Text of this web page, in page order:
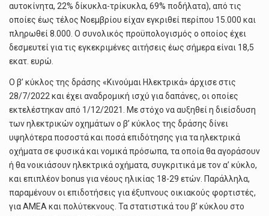
αυτοκίνητα, 22% δίκυκλα-τρίκυκλα, 69% ποδήλατα), από τις
οποίες έως τέλος Νοεμβρίου είχαν εγκριθεί περίπου 15.000 και
πληρωθεί 8.000. Ο συνολικός προϋπολογισμός ο οποίος έχει
δεσμευτεί για τις εγκεκριμένες αιτήσεις έως σήμερα είναι 18,5
εκατ. ευρώ.
Ο β’ κύκλος της δράσης «Κινούμαι Ηλεκτρικά» άρχισε στις
28/7/2022 και έχει αναδρομική ισχύ για δαπάνες, οι οποίες
εκτελέστηκαν από 1/12/2021. Με στόχο να αυξηθεί η διείσδυση
των ηλεκτρικών οχημάτων ο β’ κύκλος της δράσης δίνει
υψηλότερα ποσοστά και ποσά επιδότησης για τα ηλεκτρικά
οχήματα σε φυσικά και νομικά πρόσωπα, τα οποία θα αγοράσουν
ή θα νοικιάσουν ηλεκτρικά οχήματα, συγκριτικά με τον α’ κύκλο,
και επιπλέον bonus για νέους ηλικίας 18-29 ετών. Παράλληλα,
παραμένουν οι επιδοτήσεις για έξυπνους οικιακούς φορτιστές,
για ΑΜΕΑ και πολύτεκνους. Τα στατιστικά του β’ κύκλου στο